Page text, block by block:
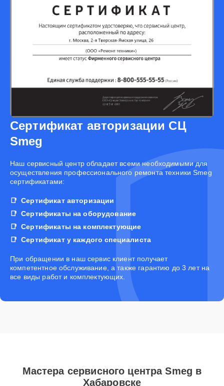
Сертификат авторизации СЦ
Smeg
Наш сервисный центр обладает всеми необходимыми для
осуществления профессионального ремонта техники Smeg
сертификатами:
Сертификат авторизации
Сертификаты на оборудование
Сертификаты на комплектующие
Сертификат у каждого специалиста
При обращении в наш сервис клиент получает
компетентное обслуживание, а также гарантию до 3 лет на
все виды работ и комплектующих.
Мастера сервисного центра Smeg в
Хабаровске